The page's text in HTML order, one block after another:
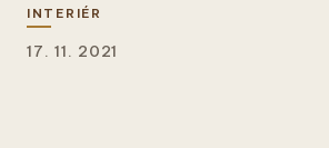
INTERIÉR
17. 11. 2021